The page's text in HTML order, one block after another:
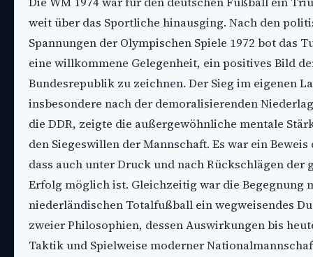
weit über das Sportliche hinausging. Nach den
Spannungen der Olympischen Spiele 1972 bot das
eine willkommene Gelegenheit, ein positives Bild
Bundesrepublik zu zeichnen. Der Sieg im eigenen
insbesondere nach der demoralisierenden
die DDR, zeigte die außergewöhnliche mentale
den Siegeswillen der Mannschaft. Es war ein Beweis
dass auch unter Druck und nach Rückschlägen der
Erfolg möglich ist. Gleichzeitig war die Begegnung
niederländischen Totalfußball ein wegweisendes
zweier Philosophien, dessen Auswirkungen bis
Taktik und Spielweise moderner